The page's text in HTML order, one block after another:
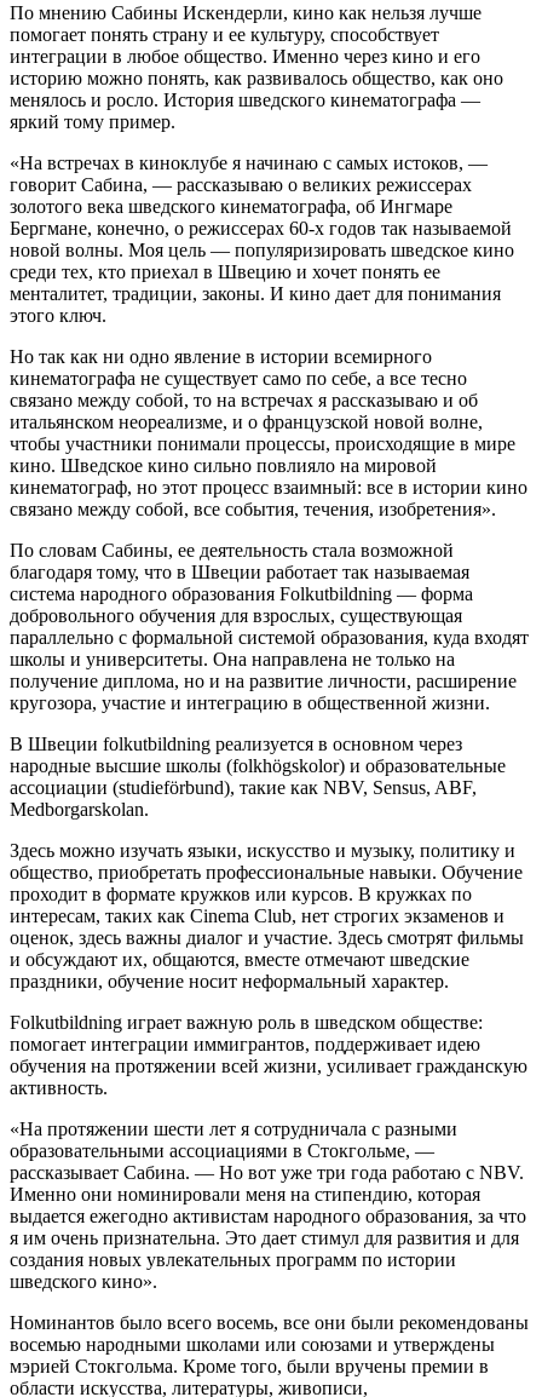
По мнению Сабины Искендерли, кино как нельзя лучше
помогает понять страну и ее культуру, способствует
интеграции в любое общество. Именно через кино и его
историю можно понять, как развивалось общество, как оно
менялось и росло. История шведского кинематографа —
яркий тому пример.
«На встречах в киноклубе я начинаю с самых истоков, —
говорит Сабина, — рассказываю о великих режиссерах
золотого века шведского кинематографа, об Ингмаре
Бергмане, конечно, о режиссерах 60-х годов так называемой
новой волны. Моя цель — популяризировать шведское кино
среди тех, кто приехал в Швецию и хочет понять ее
менталитет, традиции, законы. И кино дает для понимания
этого ключ.
Но так как ни одно явление в истории всемирного
кинематографа не существует само по себе, а все тесно
связано между собой, то на встречах я рассказываю и об
итальянском неореализме, и о французской новой волне,
чтобы участники понимали процессы, происходящие в мире
кино. Шведское кино сильно повлияло на мировой
кинематограф, но этот процесс взаимный: все в истории кино
связано между собой, все события, течения, изобретения».
По словам Сабины, ее деятельность стала возможной
благодаря тому, что в Швеции работает так называемая
система народного образования Folkutbildning — форма
добровольного обучения для взрослых, существующая
параллельно с формальной системой образования, куда входят
школы и университеты. Она направлена не только на
получение диплома, но и на развитие личности, расширение
кругозора, участие и интеграцию в общественной жизни.
В Швеции folkutbildning реализуется в основном через
народные высшие школы (folkhögskolor) и образовательные
ассоциации (studieförbund), такие как NBV, Sensus, ABF,
Medborgarskolan.
Здесь можно изучать языки, искусство и музыку, политику и
общество, приобретать профессиональные навыки. Обучение
проходит в формате кружков или курсов. В кружках по
интересам, таких как Cinema Club, нет строгих экзаменов и
оценок, здесь важны диалог и участие. Здесь смотрят фильмы
и обсуждают их, общаются, вместе отмечают шведские
праздники, обучение носит неформальный характер.
Folkutbildning играет важную роль в шведском обществе:
помогает интеграции иммигрантов, поддерживает идею
обучения на протяжении всей жизни, усиливает гражданскую
активность.
«На протяжении шести лет я сотрудничала с разными
образовательными ассоциациями в Стокгольме, —
рассказывает Сабина. — Но вот уже три года работаю с NBV.
Именно они номинировали меня на стипендию, которая
выдается ежегодно активистам народного образования, за что
я им очень признательна. Это дает стимул для развития и для
создания новых увлекательных программ по истории
шведского кино».
Номинантов было всего восемь, все они были рекомендованы
восемью народными школами или союзами и утверждены
мэрией Стокгольма. Кроме того, были вручены премии в
области искусства, литературы, живописи,